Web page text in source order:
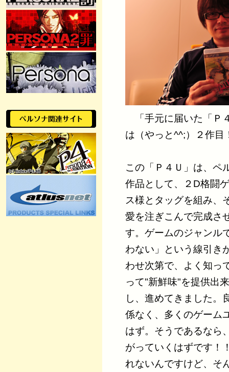
「手元に届いた「Ｐ
は（やっと^^;）２作目
この「Ｐ４Ｕ」は、ペ
作品として、２D格闘
ス様とタッグを組み、
愛を注ぎこんで完成さ
す。ゲームのジャンル
わない」という線引き
わせ次第で、よく知っ
って"新鮮味"を提供出
し、進めてきました。
係なく、多くのゲーム
はず。そうであるなら
がっていくはずです
れないんですけど、そ